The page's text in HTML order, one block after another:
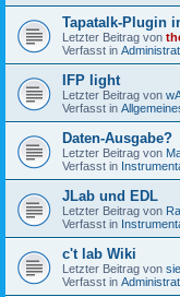
Tapatalk-Plugin
Letzter Beitrag von
Verfasst in
IFP light
Letzter Beitrag von
Verfasst in
Daten-Ausgabe?
Letzter Beitrag von
Verfasst in
JLab und EDL
Letzter Beitrag von
Verfasst in
c't lab Wiki
Letzter Beitrag von
Verfasst in